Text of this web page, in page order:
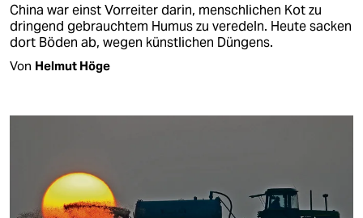
China war einst Vorreiter darin, menschlichen Kot zu
dringend gebrauchtem Humus zu veredeln. Heute sacken
dort Böden ab, wegen künstlichen Düngens.
Von Helmut Höge